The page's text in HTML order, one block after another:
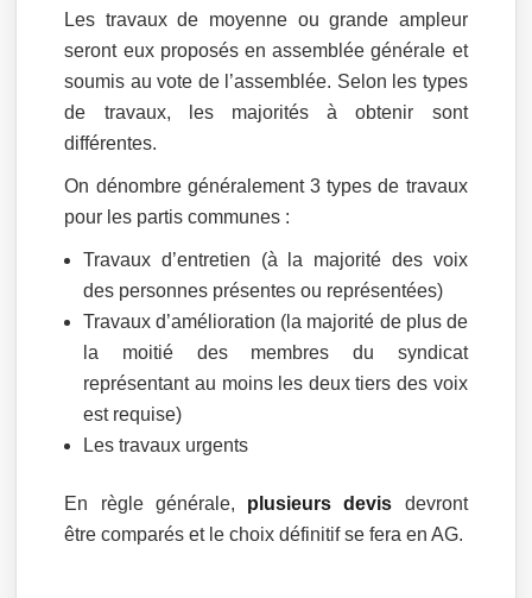
Les travaux de moyenne ou grande ampleur
seront eux proposés en assemblée générale et
soumis au vote de l’assemblée. Selon les types
de travaux, les majorités à obtenir sont
différentes.
On dénombre généralement 3 types de travaux
pour les partis communes :
Travaux d’entretien (à la majorité des voix
des personnes présentes ou représentées)
Travaux d’amélioration (la majorité de plus de
la moitié des membres du syndicat
représentant au moins les deux tiers des voix
est requise)
Les travaux urgents
En règle générale, plusieurs devis devront
être comparés et le choix définitif se fera en AG.